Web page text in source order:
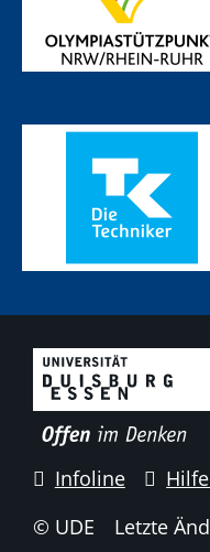
Infoline
© UDE
Letzte